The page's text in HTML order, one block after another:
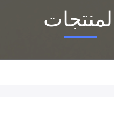
المنتجات